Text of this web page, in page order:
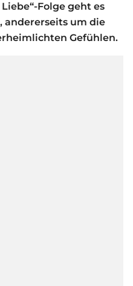
Folge geht es
andererseits um die
Gefühlen.